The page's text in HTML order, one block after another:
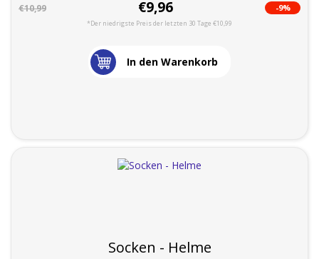
€10,99 €9,96 -9%
*Der niedrigste Preis der letzten 30 Tage €10,99
In den Warenkorb
Socken - Helme